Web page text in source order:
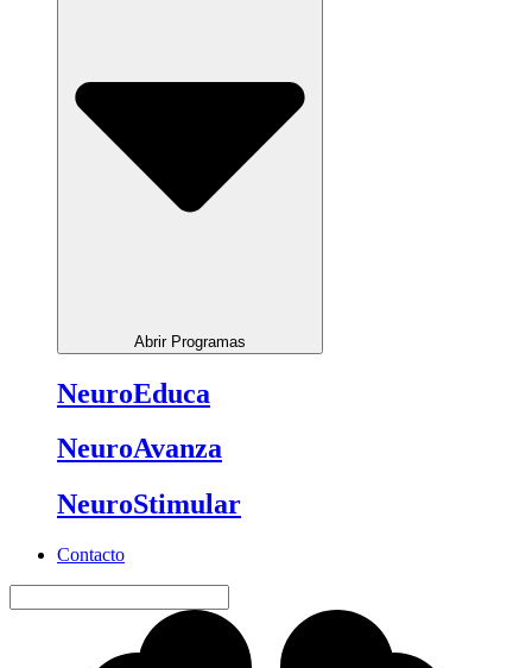
Abrir Programas
NeuroEduca
NeuroAvanza
NeuroStimular
Contacto